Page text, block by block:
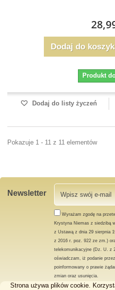
Strona używa plików cookie.
Dodaj do
Produkt
Dodaj do listy życzeń
Pokazuje 1 - 11 z 11 elementów
Newsletter
Wyrażam zgodę na
Krystyna Niemas z siedzibą
z Ustawą z dnia 29 sierpnia
z 2016 r. poz. 922 ze zm.)
telekomunikacyjne (Dz. U. z
oświadczam, iż podanie
poinformowany o prawie
zmian oraz usunięcia.